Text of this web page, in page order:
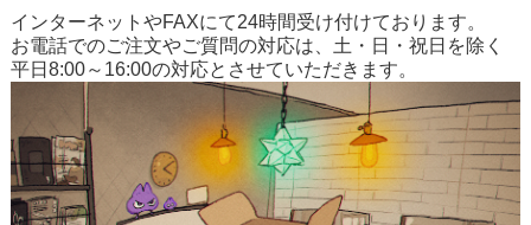
インターネットやFAXにて24時間受け付けております。
お電話でのご注文やご質問の対応は、土・日・祝日を除く
平日8:00～16:00の対応とさせていただきます。